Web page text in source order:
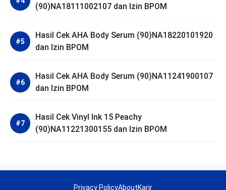
(90)NA18111002107 dan Izin BPOM
Hasil Cek AHA Body Serum (90)NA18220101920
dan Izin BPOM
Hasil Cek AHA Body Serum (90)NA11241900107
dan Izin BPOM
Hasil Cek Vinyl Ink 15 Peachy
(90)NA11221300155 dan Izin BPOM
Privacy PolicyAboutKarir